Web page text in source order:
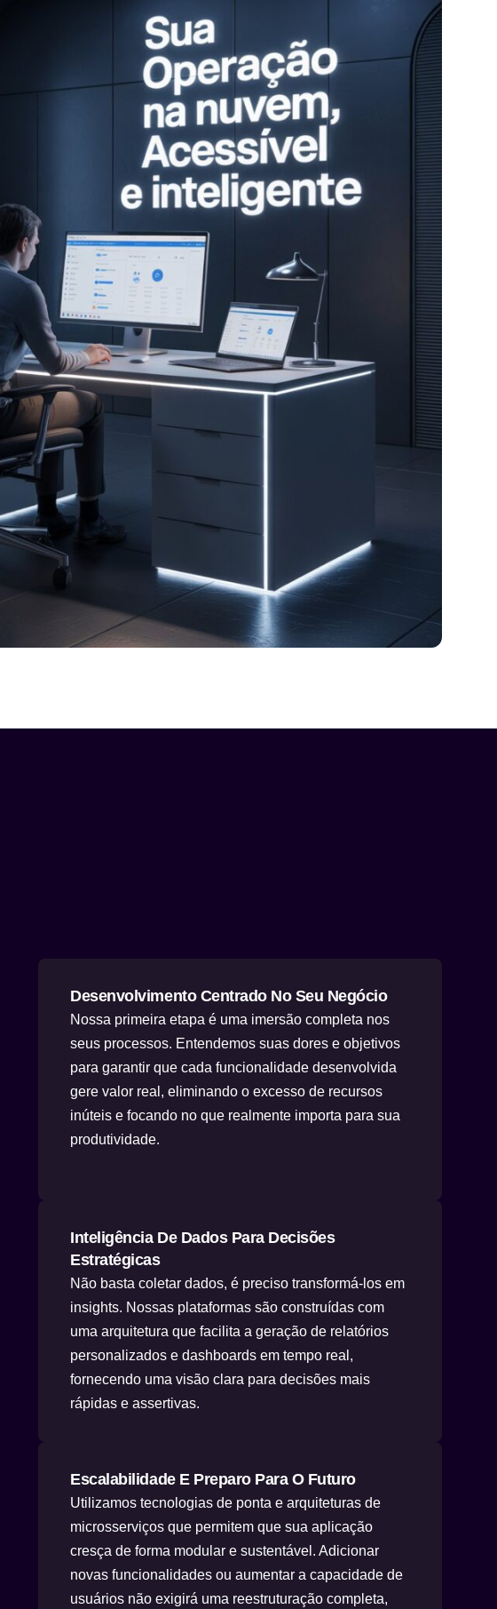
Desenvolvimento Centrado No Seu Negócio
Nossa primeira etapa é uma imersão completa nos
seus processos. Entendemos suas dores e objetivos
para garantir que cada funcionalidade desenvolvida
gere valor real, eliminando o excesso de recursos
inúteis e focando no que realmente importa para sua
produtividade.
Inteligência De Dados Para Decisões
Estratégicas
Não basta coletar dados, é preciso transformá-los em
insights. Nossas plataformas são construídas com
uma arquitetura que facilita a geração de relatórios
personalizados e dashboards em tempo real,
fornecendo uma visão clara para decisões mais
rápidas e assertivas.
Escalabilidade E Preparo Para O Futuro
Utilizamos tecnologias de ponta e arquiteturas de
microsserviços que permitem que sua aplicação
cresça de forma modular e sustentável. Adicionar
novas funcionalidades ou aumentar a capacidade de
usuários não exigirá uma reestruturação completa,